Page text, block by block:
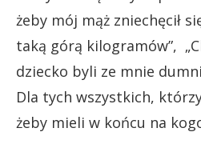
żeby mój mąż zniechęcił
taką górą kilogramów”,
dziecko byli ze mnie
Dla tych wszystkich,
żeby mieli w końcu na